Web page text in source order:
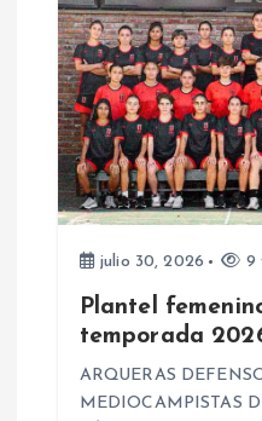
a
s
julio 30, 2026 9
Plantel
temporada
ARQUERAS
MEDIOCAMPISTAS